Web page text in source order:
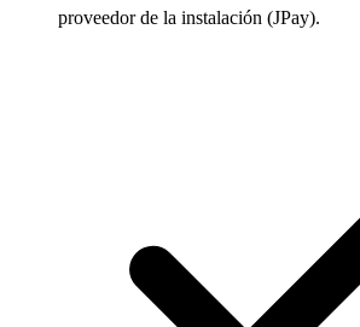
proveedor de la instalación (JPay).